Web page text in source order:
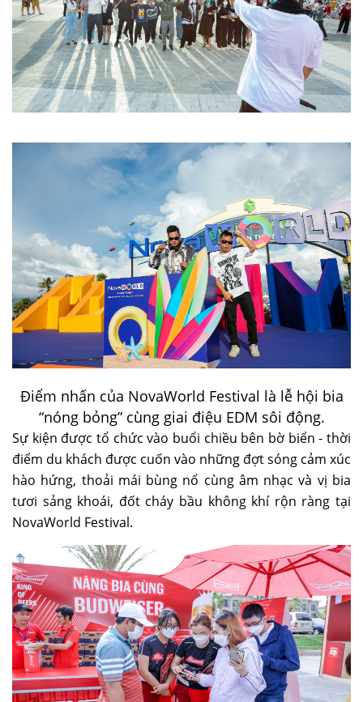
Điểm nhấn của NovaWorld Festival là lễ hội bia
“nóng bỏng” cùng giai điệu EDM sôi động.
Sự kiện được tổ chức vào buổi chiều bên bờ biển - thời
điểm du khách được cuốn vào những đợt sóng cảm xúc
hào hứng, thoải mái bùng nổ cùng âm nhạc và vị bia
tươi sảng khoái, đốt cháy bầu không khí rộn ràng tại
NovaWorld Festival.